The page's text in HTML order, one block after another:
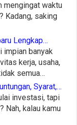
mengingat waktu
Kadang, saking
Lengkap…
impian banyak
kerja, usaha,
semua…
Syarat,…
investasi, tapi
Nah, kalau kamu